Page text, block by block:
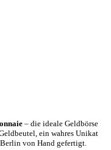
– die ideale Geldbörse
ein wahres Unikat
von Hand gefertigt.